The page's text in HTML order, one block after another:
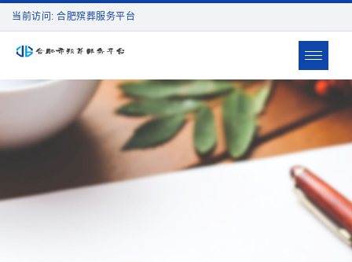
当前访问: 合肥殡葬服务平台
Toggle